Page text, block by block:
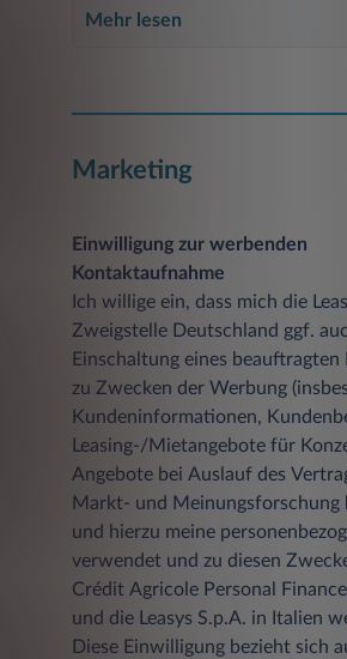
Mehr lesen
Marketing
Einwilligung zur werbenden
Kontaktaufnahme
Ich willige ein, dass mich die
Zweigstelle Deutschland ggf.
Einschaltung eines beauftragten
zu Zwecken der Werbung
Kundeninformationen,
Leasing-/Mietangebote für
Angebote bei Auslauf des
Markt- und
und hierzu meine
verwendet und zu diesen
Crédit Agricole Personal
und die Leasys S.p.A. in Italien
Diese Einwilligung bezieht sich